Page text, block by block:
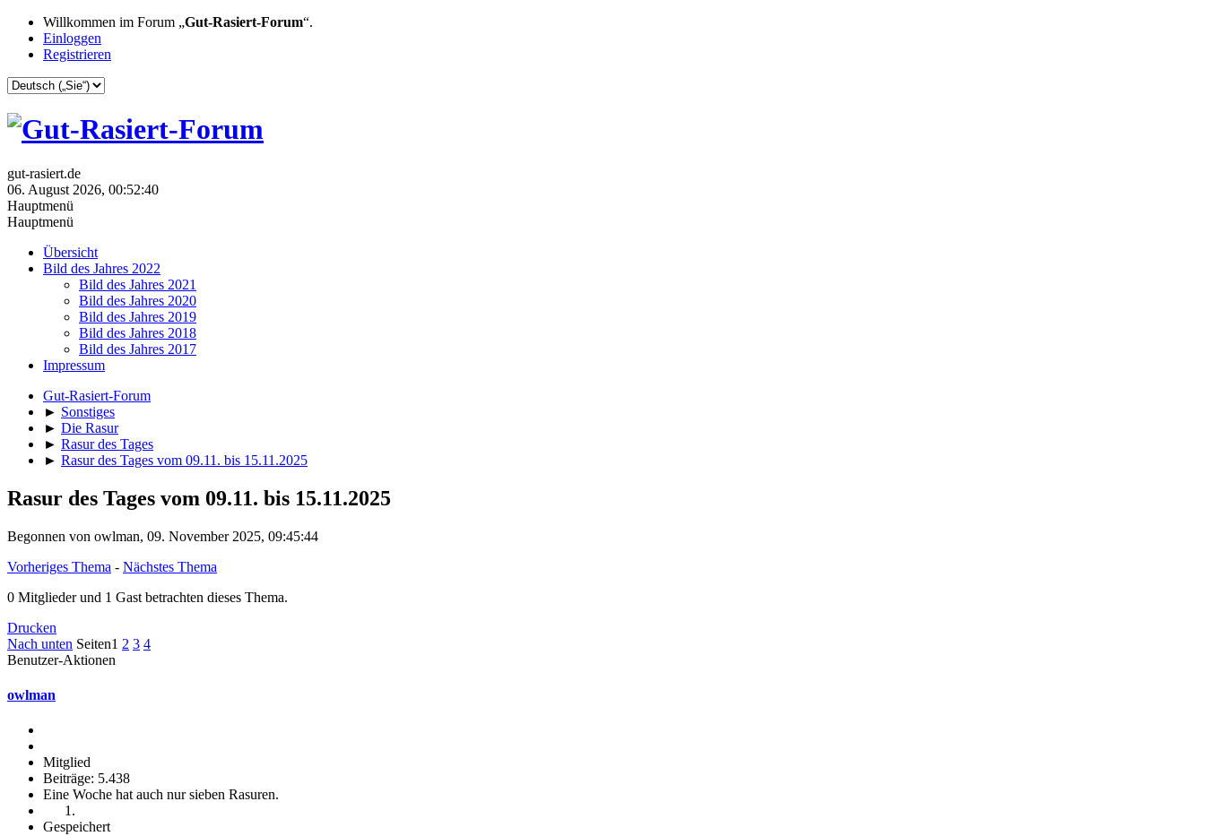
Willkommen im Forum „Gut-Rasiert-Forum“.
Einloggen
Registrieren
gut-rasiert.de
06. August 2026, 00:52:40
Hauptmenü
Hauptmenü
Übersicht
Bild des Jahres 2022
Bild des Jahres 2021
Bild des Jahres 2020
Bild des Jahres 2019
Bild des Jahres 2018
Bild des Jahres 2017
Impressum
Gut-Rasiert-Forum
► Sonstiges
► Die Rasur
► Rasur des Tages
► Rasur des Tages vom 09.11. bis 15.11.2025
Rasur des Tages vom 09.11. bis 15.11.2025
Begonnen von owlman, 09. November 2025, 09:45:44
Vorheriges Thema - Nächstes Thema
0 Mitglieder und 1 Gast betrachten dieses Thema.
Drucken
Nach unten Seiten1 2 3 4
Benutzer-Aktionen
owlman
Mitglied
Beiträge: 5.438
Eine Woche hat auch nur sieben Rasuren.
Gespeichert